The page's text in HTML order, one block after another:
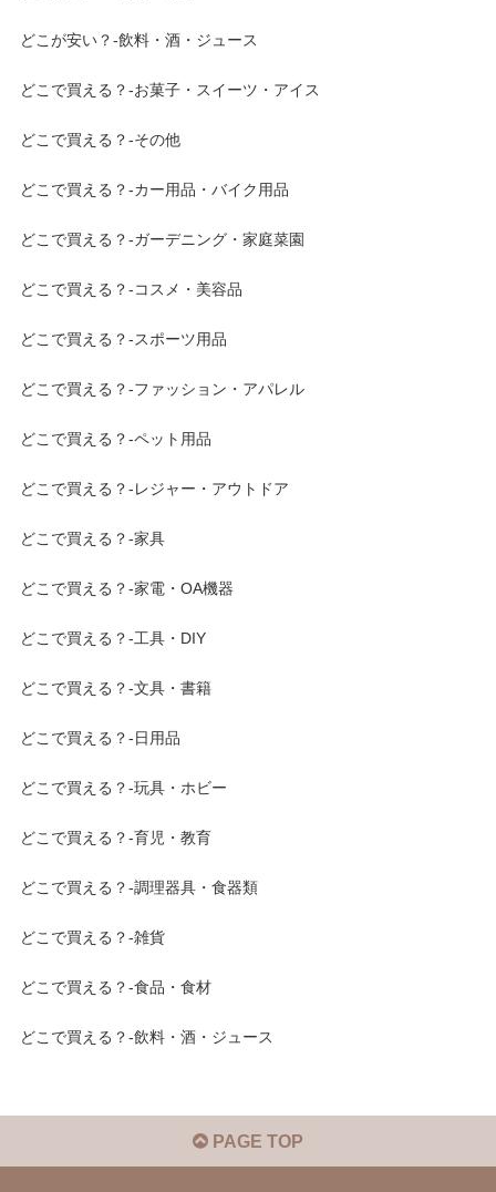
どこが安い？-飲料・酒・ジュース
どこで買える？-お菓子・スイーツ・アイス
どこで買える？-その他
どこで買える？-カー用品・バイク用品
どこで買える？-ガーデニング・家庭菜園
どこで買える？-コスメ・美容品
どこで買える？-スポーツ用品
どこで買える？-ファッション・アパレル
どこで買える？-ペット用品
どこで買える？-レジャー・アウトドア
どこで買える？-家具
どこで買える？-家電・OA機器
どこで買える？-工具・DIY
どこで買える？-文具・書籍
どこで買える？-日用品
どこで買える？-玩具・ホビー
どこで買える？-育児・教育
どこで買える？-調理器具・食器類
どこで買える？-雑貨
どこで買える？-食品・食材
どこで買える？-飲料・酒・ジュース
PAGE TOP